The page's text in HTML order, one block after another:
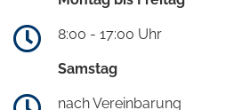
8:00 - 17:00 Uhr
Samstag
nach Vereinbarung